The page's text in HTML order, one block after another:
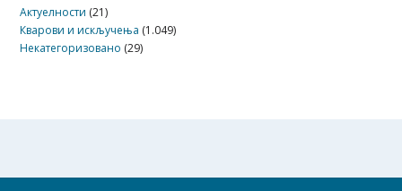
Актуелности (21)
Кварови и искључења (1.049)
Некатегоризовано (29)